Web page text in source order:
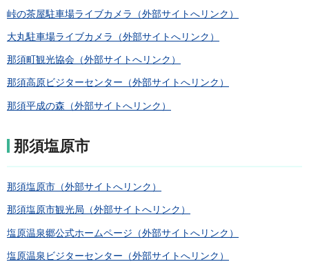
峠の茶屋駐車場ライブカメラ（外部サイトへリンク）
大丸駐車場ライブカメラ（外部サイトへリンク）
那須町観光協会（外部サイトへリンク）
那須高原ビジターセンター（外部サイトへリンク）
那須平成の森（外部サイトへリンク）
那須塩原市
那須塩原市（外部サイトへリンク）
那須塩原市観光局（外部サイトへリンク）
塩原温泉郷公式ホームページ（外部サイトへリンク）
塩原温泉ビジターセンター（外部サイトへリンク）